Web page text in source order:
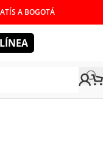
A BOGOTÁ
DESTORNILLADOR